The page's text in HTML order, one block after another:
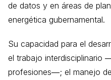
de datos y en áreas de
energética gubernamental.
Su capacidad para el
el trabajo interdisciplinario
profesiones―; el manejo